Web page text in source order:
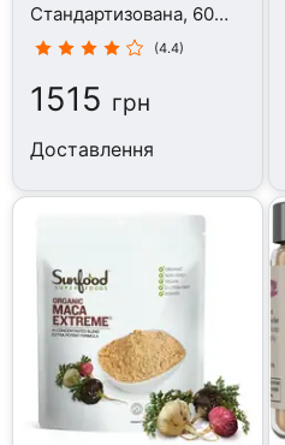
Стандартизована, 60
капсул
(4.4)
1515 грн
Доставлення